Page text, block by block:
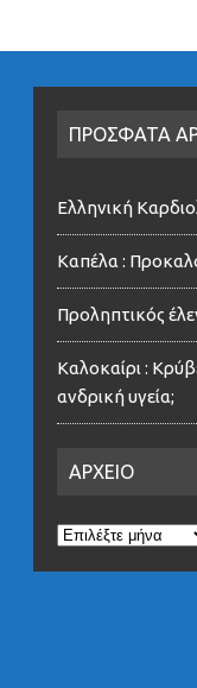
ΠΡΟΣΦΑΤΑ
Ελληνική
Καπέλα :
Προληπτικός
Καλοκαίρι :
ανδρική υγεία;
ΑΡΧΕΙΟ
ΑΡΧΕΙΟ